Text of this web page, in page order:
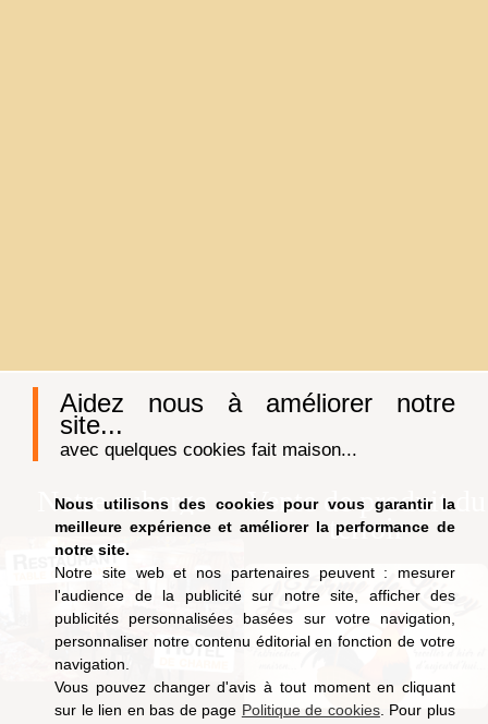
Aidez nous à améliorer notre
site...
avec quelques cookies fait maison...
Nous utilisons des cookies pour vous garantir la
meilleure expérience et améliorer la performance de
notre site.
Notre site web et nos partenaires peuvent : mesurer
l'audience de la publicité sur notre site, afficher des
publicités personnalisées basées sur votre navigation,
personnaliser notre contenu éditorial en fonction de votre
navigation.
Vous pouvez changer d'avis à tout moment en cliquant
sur le lien en bas de page Politique de cookies. Pour plus
Notre auberge
Vente de produit du
terroir